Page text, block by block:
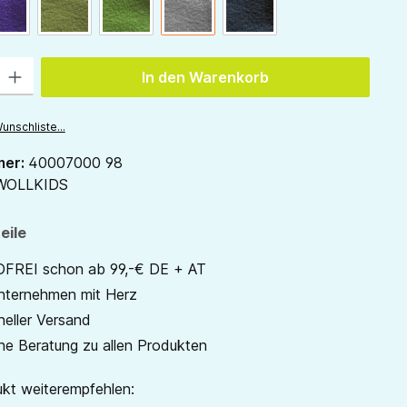
ist zurzeit nicht verfügbar.)
pflaume waldgrüngras hellgrau anthrazit
In den Warenkorb
40007000 98
schon ab 99,-€ DE + AT
mit Herz
Versand
Beratung zu allen Produkten
weiterempfehlen: